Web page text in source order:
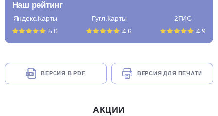
Наш рейтинг
Яндекс.Карты
5.0
Гугл.Карты
4.6
2ГИС
4.9
ВЕРСИЯ В PDF ВЕРСИЯ ДЛЯ ПЕЧАТИ
АКЦИИ